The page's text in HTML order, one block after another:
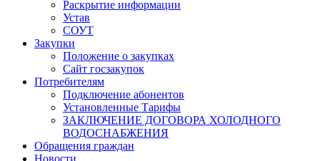
Раскрытие информации
Устав
СОУТ
Закупки
Положение о закупках
Сайт госзакупок
Потребителям
Подключение абонентов
Установленные Тарифы
ЗАКЛЮЧЕНИЕ ДОГОВОРА ХОЛОДНОГО
ВОДОСНАБЖЕНИЯ
Обращения граждан
Новости